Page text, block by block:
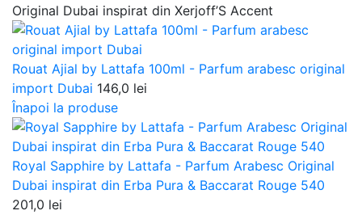
Original Dubai inspirat din Xerjoff’S Accent
Rouat Ajial by Lattafa 100ml - Parfum arabesc original
import Dubai 146,0 lei
Înapoi la produse
Royal Sapphire by Lattafa - Parfum Arabesc Original
Dubai inspirat din Erba Pura & Baccarat Rouge 540
201,0 lei